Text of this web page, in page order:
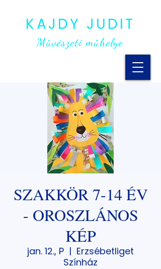
KAJDY JUDIT
Művészeti műhelye
SZAKKÖR 7-14 ÉV
- OROSZLÁNOS
KÉP
jan. 12., P
  |
Erzsébetliget
Színház